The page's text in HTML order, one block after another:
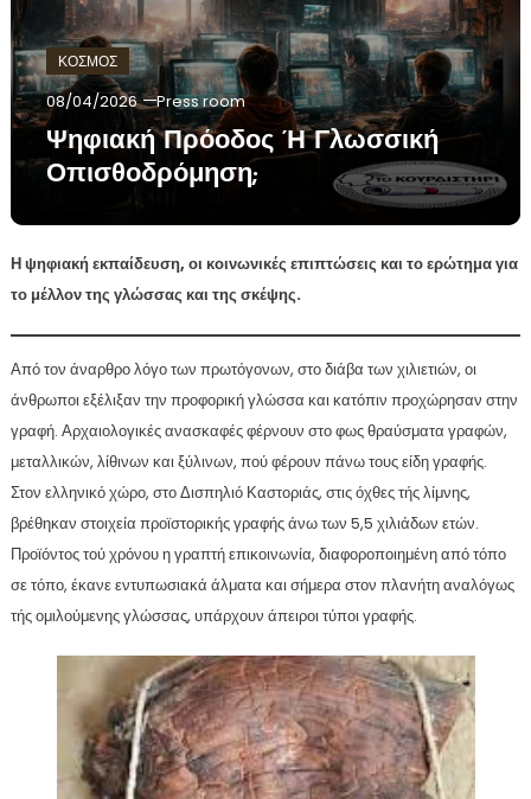
ΚΟΣΜΟΣ
08/04/2026 Press room
Ψηφιακή Πρόοδος Ή Γλωσσική
Οπισθοδρόμηση;
Η ψηφιακή εκπαίδευση, οι κοινωνικές επιπτώσεις και το ερώτημα για
το μέλλον της γλώσσας και της σκέψης.
Από τον άναρθρο λόγο των πρωτόγονων, στο διάβα των χιλιετιών, οι
άνθρωποι εξέλιξαν την προφορική γλώσσα και κατόπιν προχώρησαν στην
γραφή. Αρχαιολογικές ανασκαφές φέρνουν στο φως θραύσματα γραφών,
μεταλλικών, λίθινων και ξύλινων, πού φέρουν πάνω τους είδη γραφής.
Στον ελληνικό χώρο, στο Δισπηλιό Καστοριάς, στις όχθες τής λίμνης,
βρέθηκαν στοιχεία προϊστορικής γραφής άνω των 5,5 χιλιάδων ετών.
Προϊόντος τού χρόνου η γραπτή επικοινωνία, διαφοροποιημένη από τόπο
σε τόπο, έκανε εντυπωσιακά άλματα και σήμερα στον πλανήτη αναλόγως
τής ομιλούμενης γλώσσας, υπάρχουν άπειροι τύποι γραφής.